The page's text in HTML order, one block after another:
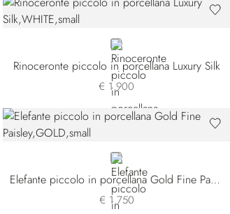
WHITE
Rinoceronte piccolo in porcellana Luxury Silk
€ 1.900
GOLD
Elefante piccolo in porcellana Gold Fine Paisley
€ 1.750